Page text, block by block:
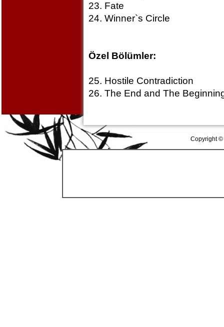
23. Fate
24. Winner`s Circle
Özel Bölümler:
25. Hostile Contradiction
26. The End and The
Copyright ©